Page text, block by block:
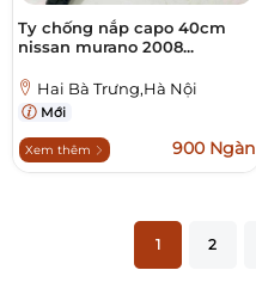
Ty chống nắp capo 40cm
nissan murano 2008...
Hai Bà Trưng,Hà Nội
Mới
Xem thêm 900 Ngàn
1 2